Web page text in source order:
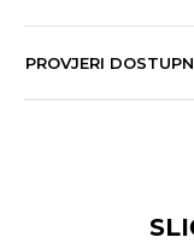
PROVJERI